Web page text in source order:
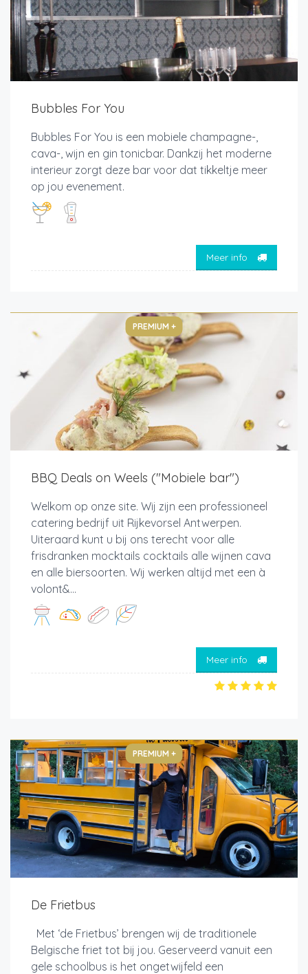
Bubbles For You
Bubbles For You is een mobiele champagne-,
cava-, wijn en gin tonicbar. Dankzij het moderne
interieur zorgt deze bar voor dat tikkeltje meer
op jou evenement.
Meer info
PREMIUM +
BBQ Deals on Weels ("Mobiele bar")
Welkom op onze site. Wij zijn een professioneel
catering bedrijf uit Rijkevorsel Antwerpen.
Uiteraard kunt u bij ons terecht voor alle
frisdranken mocktails cocktails alle wijnen cava
en alle biersoorten. Wij werken altijd met een à
volont&...
Meer info
PREMIUM +
De Frietbus
Met ‘de Frietbus’ brengen wij de traditionele
Belgische friet tot bij jou. Geserveerd vanuit een
gele schoolbus is het ongetwijfeld een